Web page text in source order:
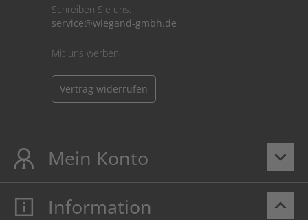
Schreiben Sie uns:
service@wiegand-gmbh.de
Mit uns werben!
Vertrag widerrufen
keyboard_arrow_down
Mein Konto
Mein Konto
keyboard_arrow_up
Information